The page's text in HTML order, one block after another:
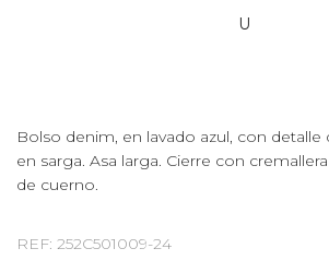
U
Bolso denim, en lavado azul, con detalle
en sarga. Asa larga. Cierre con
de cuerno.
REF: 252C501009-24